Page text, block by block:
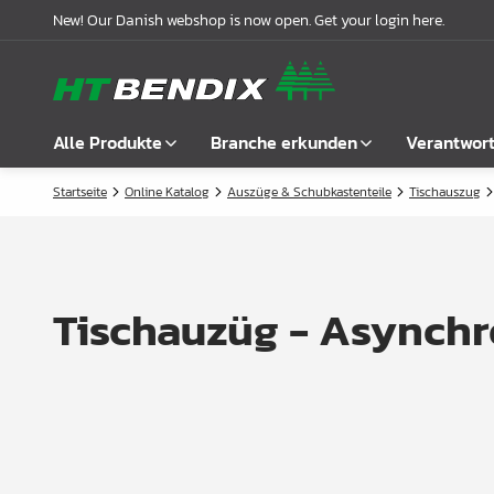
New! Our Danish webshop is now open. Get your login here.
Alle Produkte
Alle anzeigen
Schlösser
Branche erkunden
Möbelindustrie
Garderobenlösungen
Über uns
Compliance
Startseite Online Katalog Auszüge & Schubkastenteile Tischauszug
Tischauzüg -